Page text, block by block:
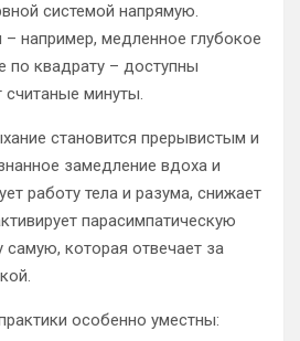
системой напрямую.
например, медленное глубокое
по квадрату – доступны
минуты.
становится прерывистым и
замедление вдоха и
работу тела и разума, снижает
парасимпатическую
самую, которая отвечает за
особенно уместны: